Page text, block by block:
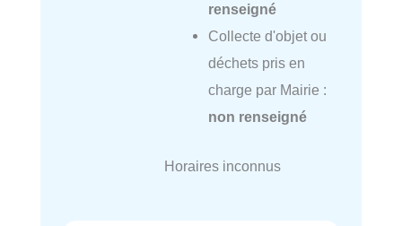
renseigné
Collecte d'objet ou
déchets pris en
charge par Mairie :
non renseigné
Horaires inconnus